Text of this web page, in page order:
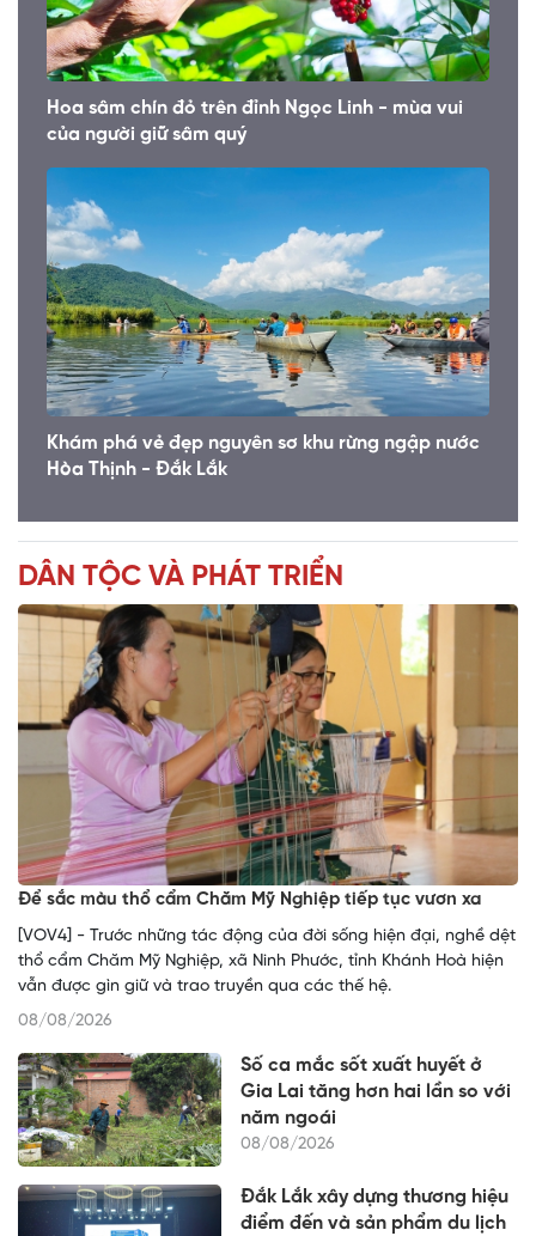
Hoa sâm chín đỏ trên đỉnh Ngọc Linh - mùa vui
của người giữ sâm quý
Khám phá vẻ đẹp nguyên sơ khu rừng ngập nước
Hòa Thịnh - Đắk Lắk
DÂN TỘC VÀ PHÁT TRIỂN
Để sắc màu thổ cẩm Chăm Mỹ Nghiệp tiếp tục vươn xa
[VOV4] - Trước những tác động của đời sống hiện đại, nghề dệt
thổ cẩm Chăm Mỹ Nghiệp, xã Ninh Phước, tỉnh Khánh Hoà hiện
vẫn được gìn giữ và trao truyền qua các thế hệ.
08/08/2026
Số ca mắc sốt xuất huyết ở
Gia Lai tăng hơn hai lần so với
năm ngoái
08/08/2026
Đắk Lắk xây dựng thương hiệu
điểm đến và sản phẩm du lịch